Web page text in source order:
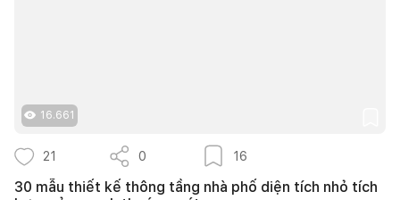
16.661
21 0 16
30 mẫu thiết kế thông tầng nhà phố diện tích nhỏ tích